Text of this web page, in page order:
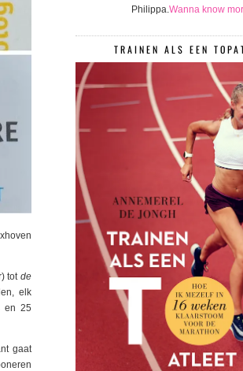
tot de
elk
en 25
gaat
Philippa.Wanna know
TRAINEN ALS EEN